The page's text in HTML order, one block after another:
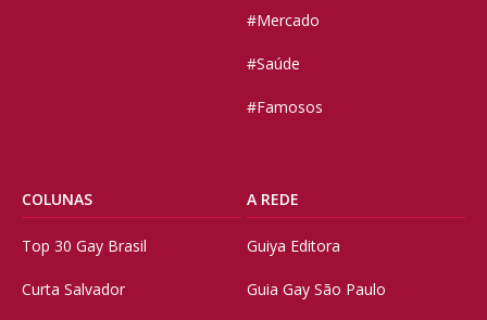
#Mercado
#Saúde
#Famosos
COLUNAS
Top 30 Gay Brasil
Curta Salvador
A REDE
Guiya Editora
Guia Gay São Paulo